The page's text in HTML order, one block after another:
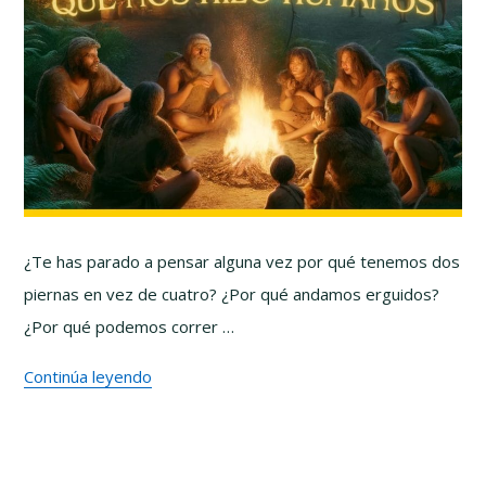
¿Te has parado a pensar alguna vez por qué tenemos dos
piernas en vez de cuatro? ¿Por qué andamos erguidos?
¿Por qué podemos correr …
Continúa leyendo